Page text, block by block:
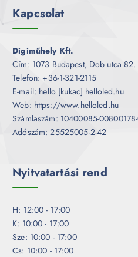
Kapcsolat
Digiműhely Kft.
Cím: 1073 Budapest, Dob utca 82.
Telefon: +36-1-321-2115
E-mail: hello [kukac] helloled.hu
Web: https://www.helloled.hu
Számlaszám: 10400085-
Adószám: 25525005-2-42
Nyitvatartási rend
H: 12:00 - 17:00
K: 10:00 - 17:00
Sze: 10:00 - 17:00
Cs: 10:00 - 17:00